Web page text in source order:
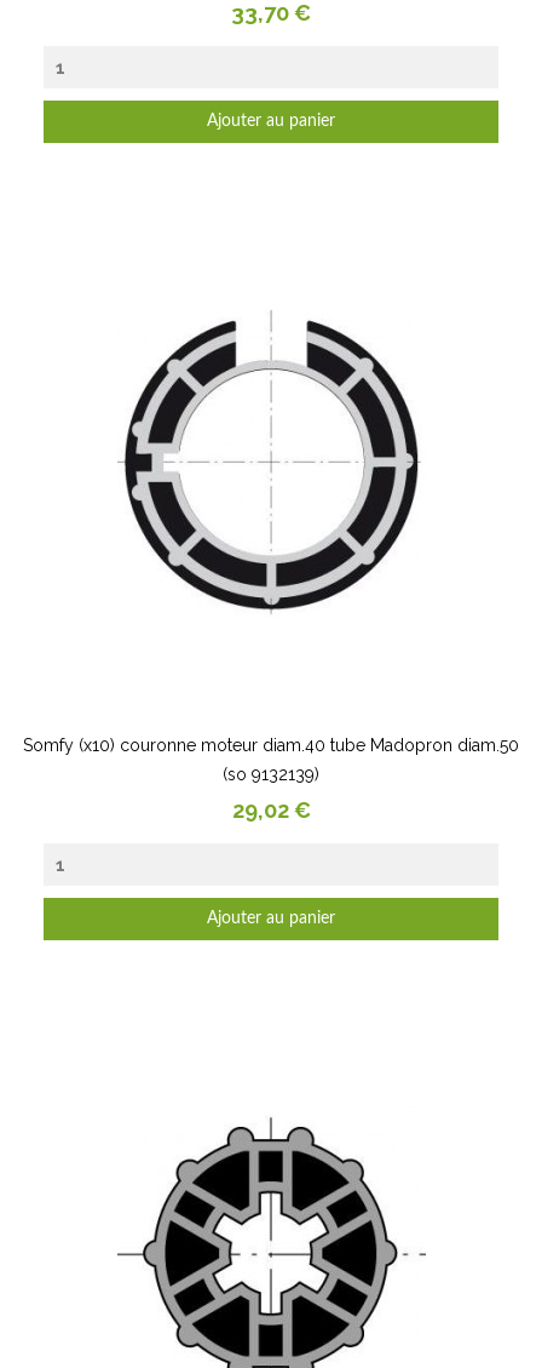
Prix
33,70 €
Ajouter au panier
Somfy (x10) couronne moteur diam.40 tube Madopron diam.50
(so 9132139)
Prix
29,02 €
Ajouter au panier